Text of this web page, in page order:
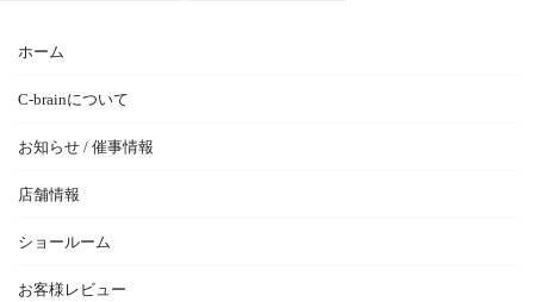
ホーム
C-brainについて
お知らせ / 催事情報
店舗情報
ショールーム
お客様レビュー